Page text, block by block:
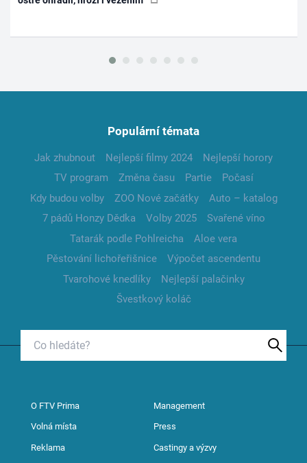
Populární témata
Jak zhubnout Nejlepší filmy 2024
Nejlepší horory
TV program
Změna času Partie
Počasí
Kdy budou volby
ZOO Nové začátky
Auto – katalog
7 pádů Honzy Dědka
Volby 2025
Svařené víno
Tatarák podle Pohlreicha
Aloe vera
Pěstování lichořeřišnice
Výpočet ascendentu
Tvarohové knedlíky
Nejlepší palačinky
Švestkový koláč
O FTV Prima Management
Volná místa Press
Reklama Castingy a výzvy